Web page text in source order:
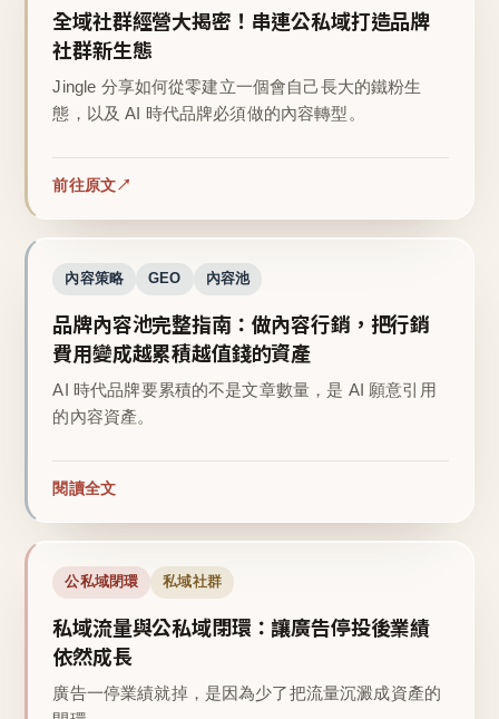
全域社群經營大揭密！串連公私域打造品牌
社群新生態
Jingle 分享如何從零建立一個會自己長大的鐵粉生
態，以及 AI 時代品牌必須做的內容轉型。
前往原文
內容策略 GEO 內容池
品牌內容池完整指南：做內容行銷，把行銷
費用變成越累積越值錢的資產
AI 時代品牌要累積的不是文章數量，是 AI 願意引用
的內容資產。
閱讀全文
公私域閉環 私域社群
私域流量與公私域閉環：讓廣告停投後業績
依然成長
廣告一停業績就掉，是因為少了把流量沉澱成資產的